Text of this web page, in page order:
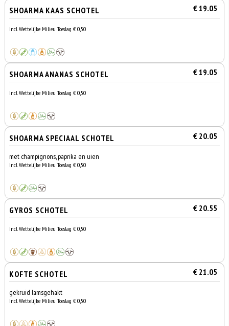
SHOARMA KAAS SCHOTEL € 19.05
Incl. Wettelijke Milieu Toeslag € 0,50
SHOARMA ANANAS SCHOTEL € 19.05
Incl. Wettelijke Milieu Toeslag € 0,50
SHOARMA SPECIAAL SCHOTEL € 20.05
met champignons, paprika en uien
Incl. Wettelijke Milieu Toeslag € 0,50
GYROS SCHOTEL € 20.55
Incl. Wettelijke Milieu Toeslag € 0,50
KOFTE SCHOTEL € 21.05
gekruid lamsgehakt
Incl. Wettelijke Milieu Toeslag € 0,50